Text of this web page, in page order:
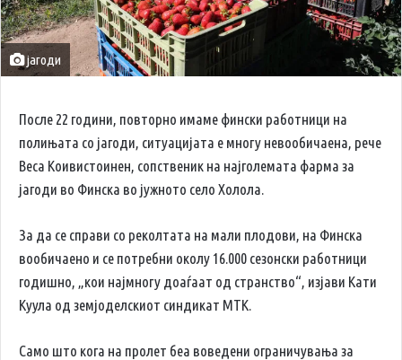
јагоди
После 22 години, повторно имаме фински работници на
полињата со јагоди, ситуацијата е многу невообичаена, рече
Веса Коивистоинен, сопственик на најголемата фарма за
јагоди во Финска во јужното село Холола.
За да се справи со реколтата на мали плодови, на Финска
вообичаено и се потребни околу 16.000 сезонски работници
годишно, „кои најмногу доаѓаат од странство“, изјави Кати
Куула од земјоделскиот синдикат МТК.
Само што кога на пролет беа воведени ограничувања за